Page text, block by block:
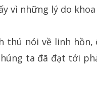
vì những lý do khoa
thú nói về linh hồn,
ta đã đạt tới